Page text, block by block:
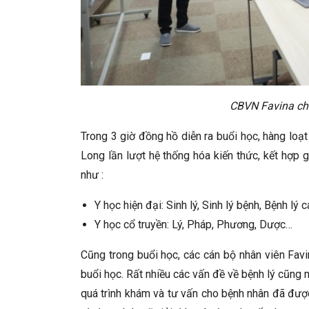
CBVN Favina
Trong 3 giờ đồng hồ diễn ra buổi học, hàng
Long lần lượt hệ thống hóa kiến thức, kết hợp
như :
Y học hiện đại: Sinh lý, Sinh lý bệnh, Bệnh lý
Y học cổ truyền: Lý, Pháp, Phương, Dược…
Cũng trong buổi học, các cán bộ nhân viên
buổi học. Rất nhiều các vấn đề về bệnh lý
quá trình khám và tư vấn cho bệnh nhân đã